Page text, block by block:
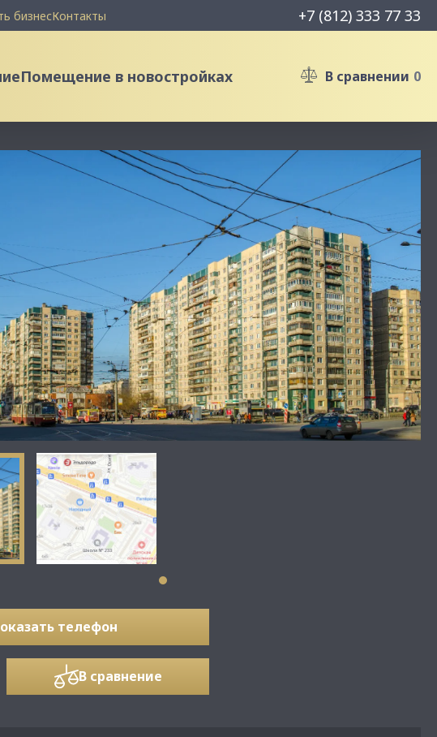
бизнесКонтакты +7 (812) 333 77 33
Помещение в новостройках В сравнении 0
телефон
В сравнение